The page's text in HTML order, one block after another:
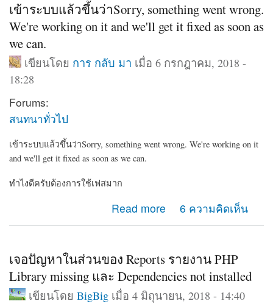
เข้าระบบแล้วขึ้นว่าSorry, something went wrong.
We're working on it and we'll get it fixed as soon as
we can.
เขียนโดย การ กลับ มา เมื่อ 6 กรกฎาคม, 2018 -
18:28
Forums:
สนทนาทั่วไป
เข้าระบบแล้วขึ้นว่าSorry, something went wrong. We're working on it
and we'll get it fixed as soon as we can.
ทำไงดีครับต้องการใช้เฟสมาก
Read more
about เข้าระบบแล้วขึ้นว่าSorry, something went wrong.
We're working on it and we'll get it fixed as soon as we
6 ความคิดเห็น
เจอปัญหาในส่วนของ Reports รายงาน PHP
Library missing และ Dependencies not installed
เขียนโดย BigBigเมื่อ 4 มิถุนายน, 2018 - 14:40